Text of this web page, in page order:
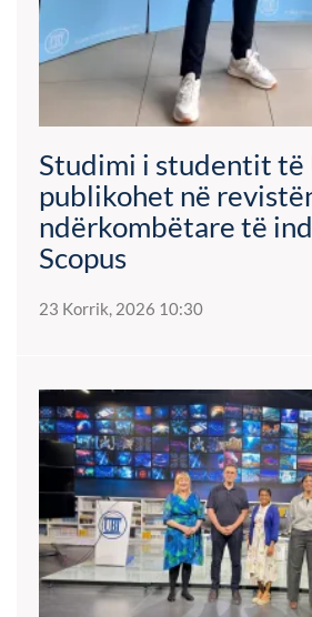
Studimi i studentit të
publikohet në
ndërkombëtare të
Scopus
23 Korrik, 2026 10:30